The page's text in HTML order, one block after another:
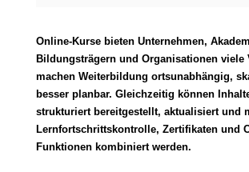
Online-Kurse bieten Unternehmen,
Bildungsträgern und Organisationen viele
machen Weiterbildung ortsunabhängig,
besser planbar. Gleichzeitig können
strukturiert bereitgestellt, aktualisiert und
Lernfortschrittskontrolle, Zertifikaten und
Funktionen kombiniert werden.